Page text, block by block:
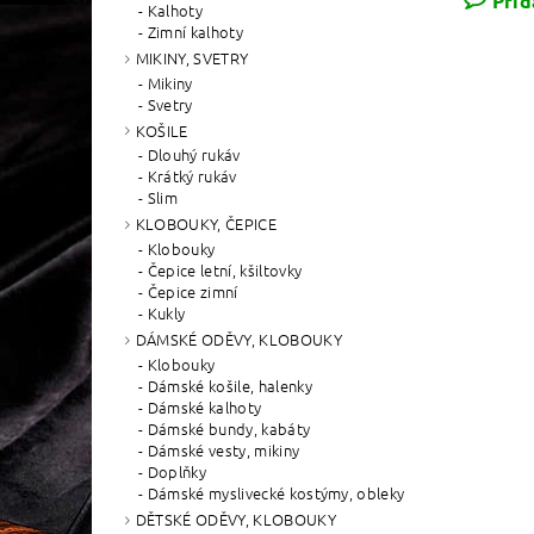
Kalhoty
Zimní kalhoty
MIKINY, SVETRY
Mikiny
Svetry
KOŠILE
Dlouhý rukáv
Krátký rukáv
Slim
KLOBOUKY, ČEPICE
Klobouky
Čepice letní, kšiltovky
Čepice zimní
Kukly
DÁMSKÉ ODĚVY, KLOBOUKY
Klobouky
Dámské košile, halenky
Dámské kalhoty
Dámské bundy, kabáty
Dámské vesty, mikiny
Doplňky
Dámské myslivecké kostýmy, obleky
DĚTSKÉ ODĚVY, KLOBOUKY